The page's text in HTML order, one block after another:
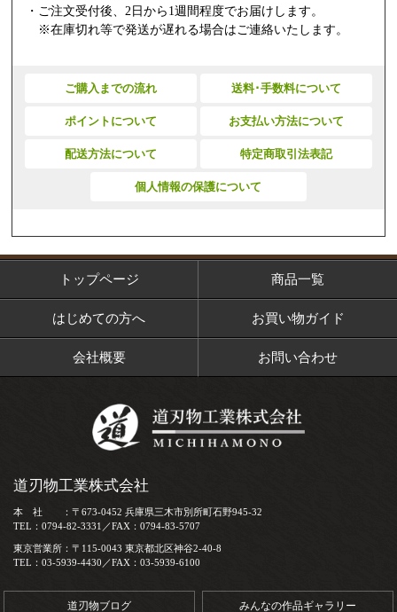
・ご注文受付後、2日から1週間程度でお届けします。
※在庫切れ等で発送が遅れる場合はご連絡いたします。
ご購入までの流れ 送料･手数料について
ポイントについて お支払い方法について
配送方法について 特定商取引法表記
個人情報の保護について
トップページ 商品一覧
はじめての方へ お買い物ガイド
会社概要 お問い合わせ
道刃物工業株式会社
本 社 ：〒673-0452 兵庫県三木市別所町石野945-32
TEL：0794-82-3331／FAX：0794-83-5707
東京営業所：〒115-0043 東京都北区神谷2-40-8
TEL：03-5939-4430／FAX：03-5939-6100
道刃物ブログ みんなの作品ギャラリー